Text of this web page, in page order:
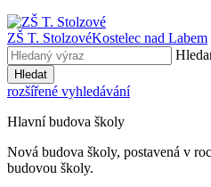
ZŠ T. StolzovéKostelec nad Labem
Hledat
rozšířené vyhledávání
Hlavní budova školy
Nová budova školy, postavená v
budovou školy.